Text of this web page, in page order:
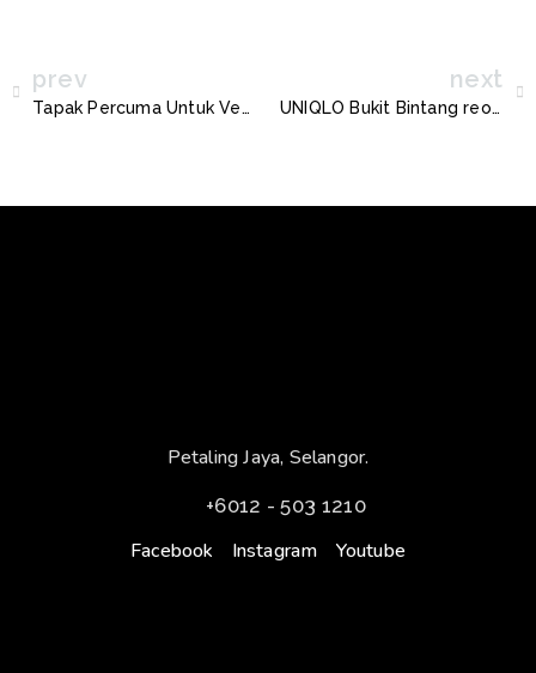
prev
Tapak Percuma Untuk Vendor!
next
UNIQLO Bukit Bintang reopens with first in-house coffee store
Petaling Jaya, Selangor.
+6012 - 503 1210
Facebook Instagram Youtube